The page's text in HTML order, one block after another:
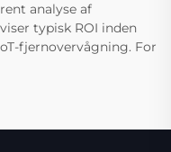
analyse af
typisk ROI inden
fjernovervågning. For